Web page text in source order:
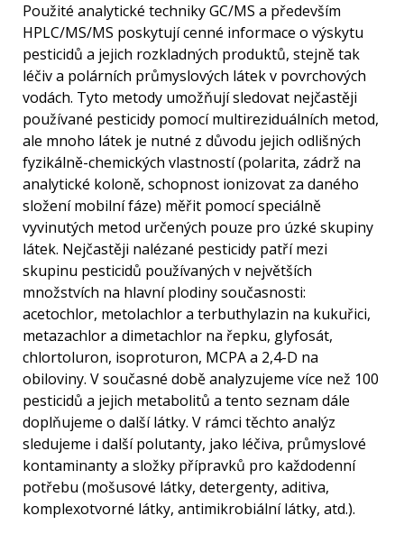
Použité analytické techniky GC/MS a především
HPLC/MS/MS poskytují cenné informace o výskytu
pesticidů a jejich rozkladných produktů, stejně tak
léčiv a polárních průmyslových látek v povrchových
vodách. Tyto metody umožňují sledovat nejčastěji
používané pesticidy pomocí multireziduálních metod,
ale mnoho látek je nutné z důvodu jejich odlišných
fyzikálně-chemických vlastností (polarita, zádrž na
analytické koloně, schopnost ionizovat za daného
složení mobilní fáze) měřit pomocí speciálně
vyvinutých metod určených pouze pro úzké skupiny
látek. Nejčastěji nalézané pesticidy patří mezi
skupinu pesticidů používaných v největších
množstvích na hlavní plodiny současnosti:
acetochlor, metolachlor a terbuthylazin na kukuřici,
metazachlor a dimetachlor na řepku, glyfosát,
chlortoluron, isoproturon, MCPA a 2,4-D na
obiloviny. V současné době analyzujeme více než 100
pesticidů a jejich metabolitů a tento seznam dále
doplňujeme o další látky. V rámci těchto analýz
sledujeme i další polutanty, jako léčiva, průmyslové
kontaminanty a složky přípravků pro každodenní
potřebu (mošusové látky, detergenty, aditiva,
komplexotvorné látky, antimikrobiální látky, atd.).